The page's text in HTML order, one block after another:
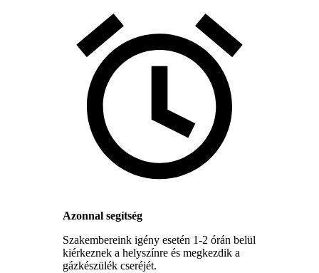
Azonnal segítség
Szakembereink igény esetén 1-2 órán belül
kiérkeznek a helyszínre és megkezdik a
gázkészülék cseréjét.